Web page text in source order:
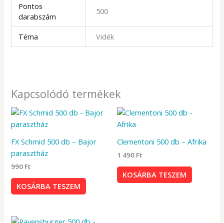
Pontos
darabszám
500
Téma Vidék
Kapcsolódó termékek
FX Schmid 500 db – Bajor
parasztház
990 Ft
KOSÁRBA TESZEM
Clementoni 500 db – Afrika
1 490 Ft
KOSÁRBA TESZEM